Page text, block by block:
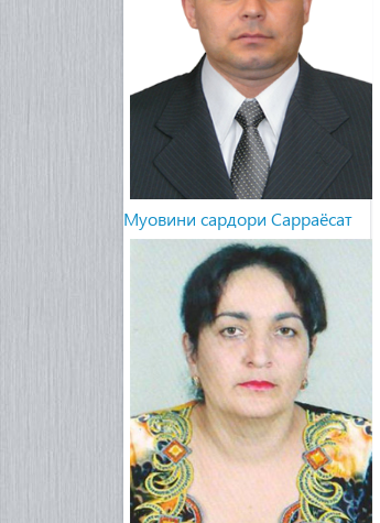
Муовини сардори Сарраёсат